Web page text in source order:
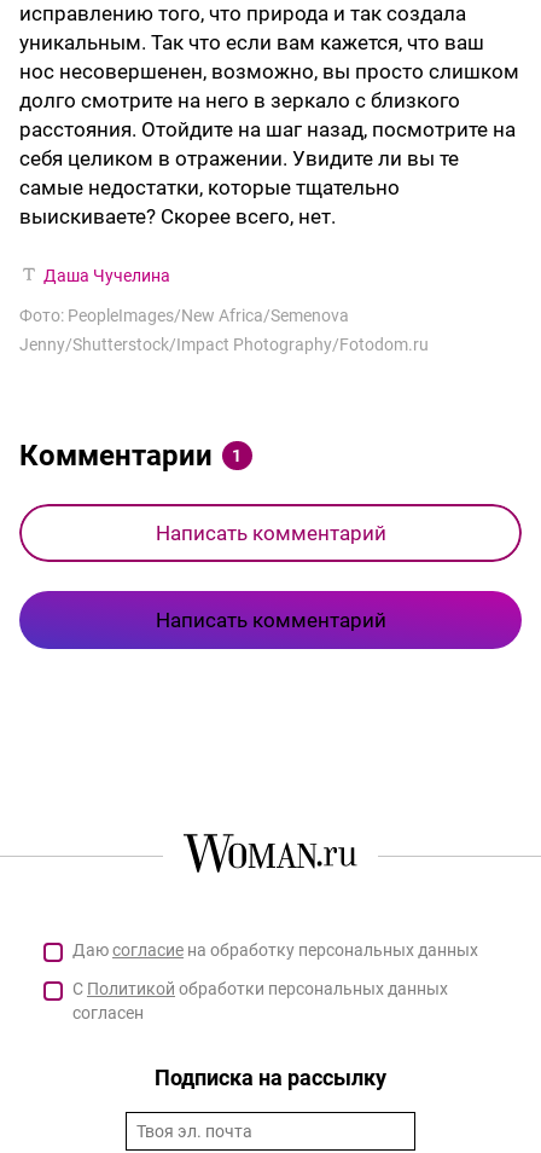
исправлению того, что природа и так создала
уникальным. Так что если вам кажется, что ваш
нос несовершенен, возможно, вы просто слишком
долго смотрите на него в зеркало с близкого
расстояния. Отойдите на шаг назад, посмотрите на
себя целиком в отражении. Увидите ли вы те
самые недостатки, которые тщательно
выискиваете? Скорее всего, нет.
Даша Чучелина
Фото: PeopleImages/New Africa/Semenova
Jenny/Shutterstock/Impact Photography/Fotodom.ru
Комментарии 1
Написать комментарий
Написать комментарий
Даюсогласие на обработку персональных данных
С Политикой обработки персональных данных
согласен
Подписка на рассылку